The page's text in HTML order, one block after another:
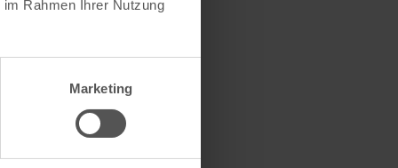
Rahmen Ihrer Nutzung
Marketing
en